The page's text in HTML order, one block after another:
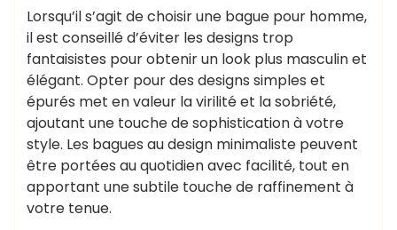
Lorsqu’il s’agit de choisir une bague pour homme,
il est conseillé d’éviter les designs trop
fantaisistes pour obtenir un look plus masculin et
élégant. Opter pour des designs simples et
épurés met en valeur la virilité et la sobriété,
ajoutant une touche de sophistication à votre
style. Les bagues au design minimaliste peuvent
être portées au quotidien avec facilité, tout en
apportant une subtile touche de raffinement à
votre tenue.